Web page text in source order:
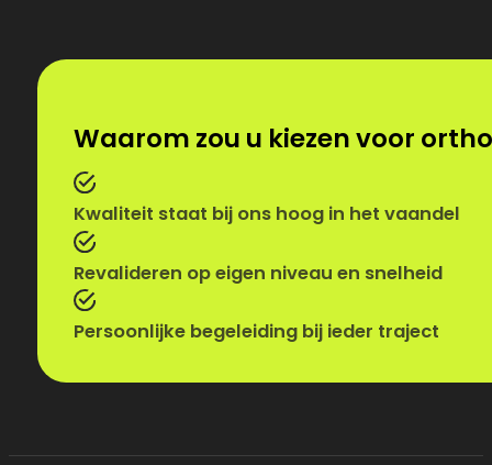
Waarom zou u kiezen voor
Kwaliteit staat bij ons hoog in het vaandel
Revalideren op eigen niveau en snelheid
Persoonlijke begeleiding bij ieder traject